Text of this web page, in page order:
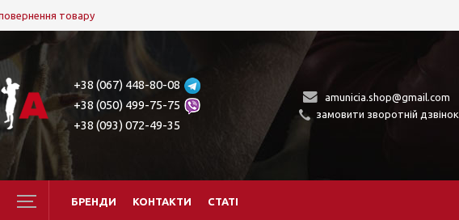
товару
+38 (067) 448-80-08
+38 (050) 499-75-75
+38 (093) 072-49-35
amunicia.shop@gmail.com
замовити зворотній дзвінок
БРЕНДИ КОНТАКТИ СТАТІ